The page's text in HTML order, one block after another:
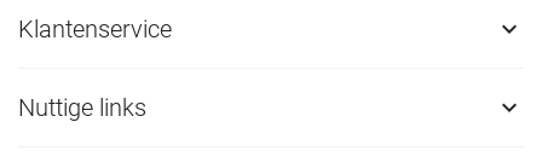
Klantenservice 
Nuttige links 